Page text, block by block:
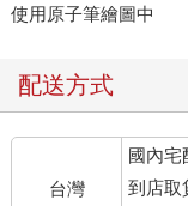
使用原子筆繪圖中
配送方式
台灣
國內宅
到店取